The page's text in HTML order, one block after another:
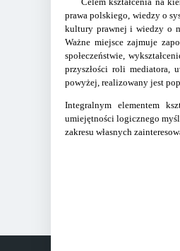
prawa polskiego, wiedzy o
kultury prawnej i wiedzy o
Ważne miejsce zajmuje
społeczeństwie,
przyszłości roli mediatora,
powyżej, realizowany jest
Integralnym elementem
umiejętności logicznego
zakresu własnych